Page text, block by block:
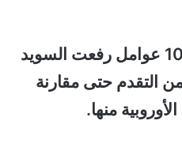
. وأشار المقال إلى أبرز 10 عوامل رفعت السويد
التقدم حتى مقارنة
منها.